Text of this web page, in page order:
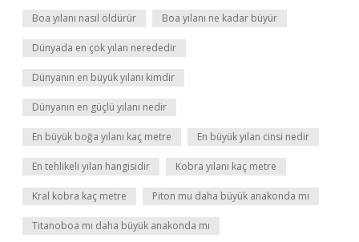
Boa yılanı nasıl öldürür Boa yılanı ne kadar büyür
Dünyada en çok yılan nerededir
Dünyanın en büyük yılanı kimdir
Dünyanın en güçlü yılanı nedir
En büyük boğa yılanı kaç metre En büyük yılan cinsi nedir
En tehlikeli yılan hangisidir Kobra yılanı kaç metre
Kral kobra kaç metre Piton mu daha büyük anakonda mı
Titanoboa mı daha büyük anakonda mı